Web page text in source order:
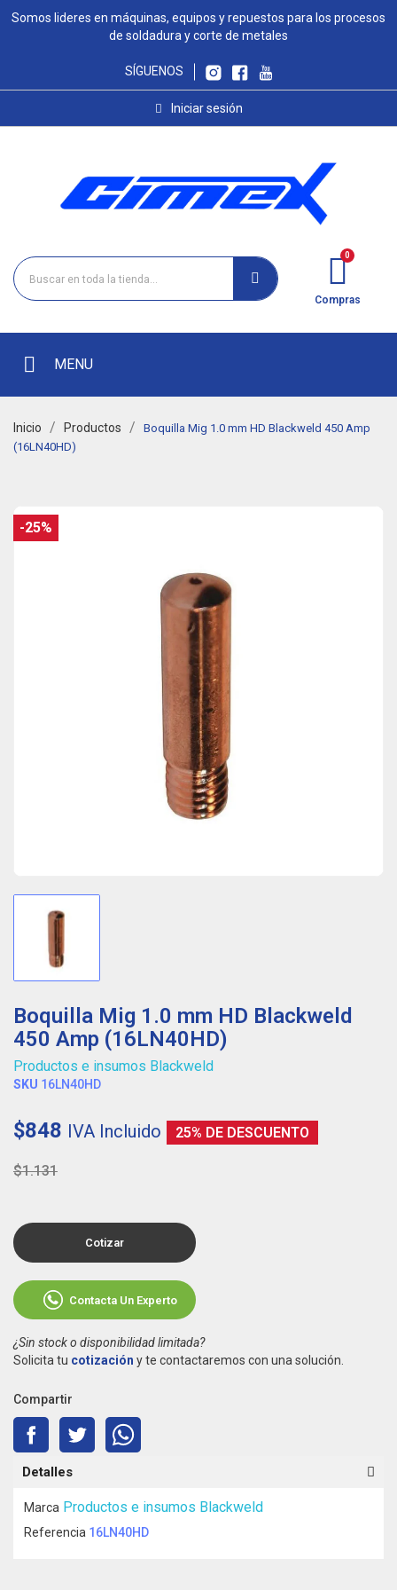
Somos lideres en máquinas, equipos y repuestos para los procesos
de soldadura y corte de metales
SÍGUENOS
Iniciar sesión
Compras
MENU
Inicio Productos
Boquilla Mig 1.0 mm HD Blackweld 450 Amp
(16LN40HD)
-25%
Boquilla Mig 1.0 mm HD Blackweld
450 Amp (16LN40HD)
Productos e insumos Blackweld
SKU 16LN40HD
$848 IVA Incluido 25% DE DESCUENTO
$1.131
Cotizar
Contacta Un Experto
¿Sin stock o disponibilidad limitada?
Solicita tu cotización y te contactaremos con una solución.
Compartir
Detalles
Marca Productos e insumos Blackweld
Referencia 16LN40HD